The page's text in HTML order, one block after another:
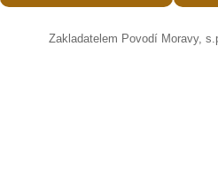
Zakladatelem Povodí Moravy,